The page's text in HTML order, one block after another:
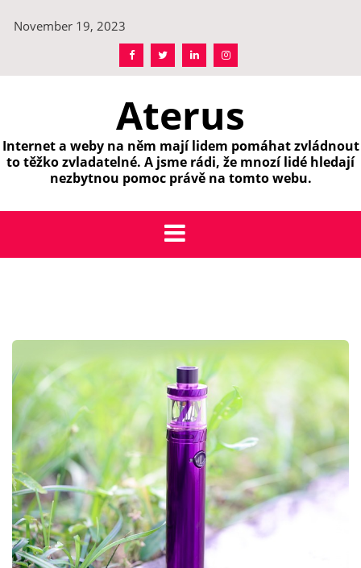
November 19, 2023
Aterus
Internet a weby na něm mají lidem pomáhat zvládnout
to těžko zvladatelné. A jsme rádi, že mnozí lidé hledají
nezbytnou pomoc právě na tomto webu.